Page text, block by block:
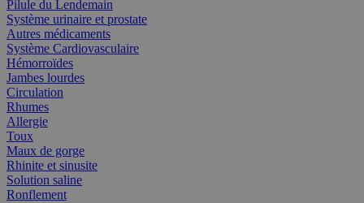
Pilule du Lendemain
Système urinaire et prostate
Autres médicaments
Système Cardiovasculaire
Hémorroïdes
Jambes lourdes
Circulation
Rhumes
Allergie
Toux
Maux de gorge
Rhinite et sinusite
Solution saline
Ronflement